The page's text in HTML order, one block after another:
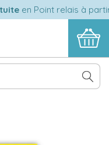
en Point relais à partir